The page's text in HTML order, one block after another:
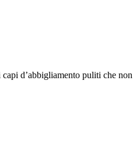
d’abbigliamento puliti che